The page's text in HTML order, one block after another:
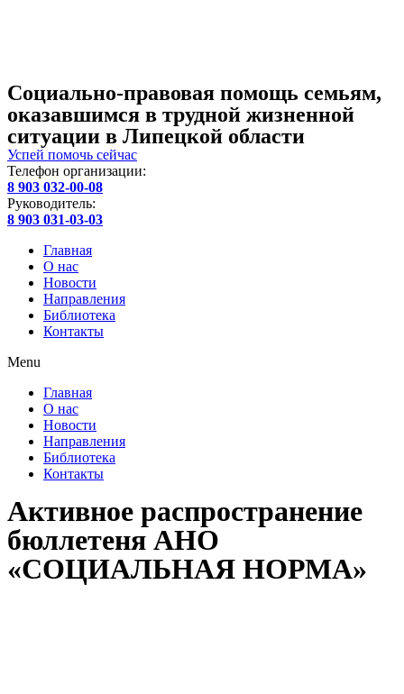
Социально-правовая помощь семьям,
оказавшимся в трудной жизненной
ситуации в Липецкой области
Успей помочь сейчас
Телефон организации:
8 903 032-00-08
Руководитель:
8 903 031-03-03
Главная
О нас
Новости
Направления
Библиотека
Контакты
Menu
Главная
О нас
Новости
Направления
Библиотека
Контакты
Активное распространение
бюллетеня АНО
«СОЦИАЛЬНАЯ НОРМА»